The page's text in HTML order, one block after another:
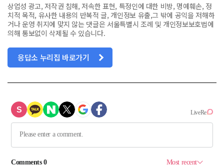
상업성 광고, 저작권 침해, 저속한 표현, 특정인에 대한 비방, 명예훼손, 정
치적 목적, 유사한 내용의 반복적 글, 개인정보 유출,그 밖에 공익을 저해하
거나 운영 취지에 맞지 않는 댓글은 서울특별시 조례 및 개인정보보호법에
의해 통보없이 삭제될 수 있습니다.
응답소 누리집 바로가기